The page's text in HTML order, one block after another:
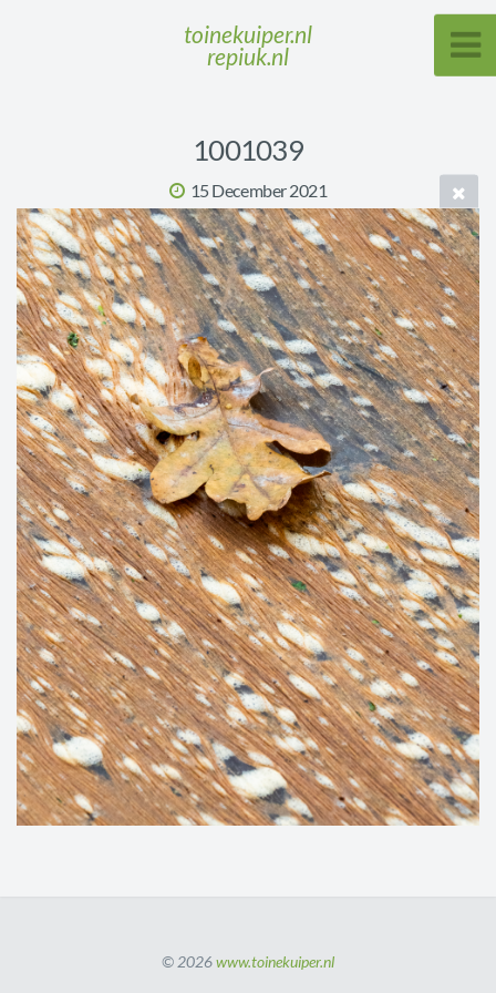
toinekuiper.nl
repiuk.nl
1001039
15 December 2021
© 2026www.toinekuiper.nl